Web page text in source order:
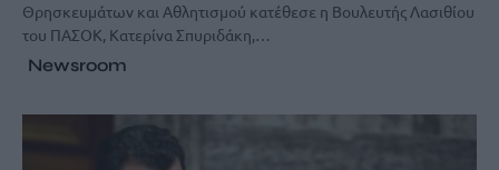
Θρησκευμάτων και Αθλητισμού κατέθεσε η Βουλευτής Λασιθίου
του ΠΑΣΟΚ, Κατερίνα Σπυριδάκη,…
Newsroom